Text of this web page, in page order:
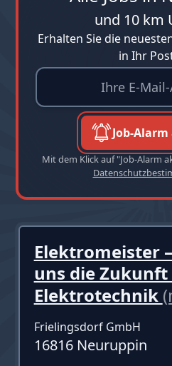
und 10 km
Erhalten Sie die
in Ihr
Job-
Mit dem Klick auf "Job-Alarm
Elektromeister
uns die Zukunft
Elektrotechnik
Frielingsdorf GmbH
16816 Neuruppin